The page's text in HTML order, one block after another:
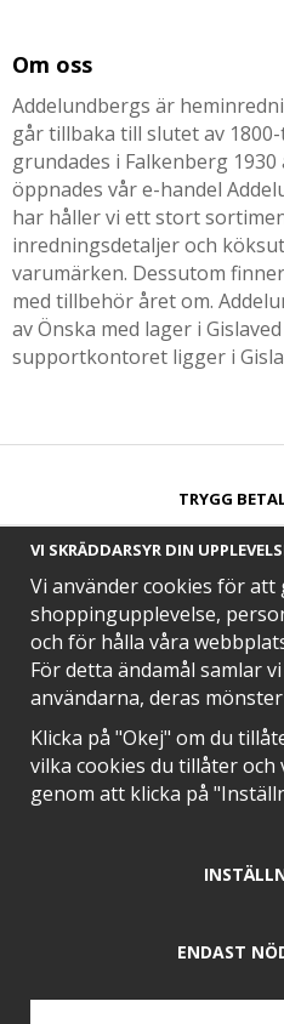
Om oss
Addelundbergs är
går tillbaka till slutet av
grundades i Falkenberg 1930
öppnades vår e-handel
har håller vi ett stort
inredningsdetaljer och
varumärken. Dessutom
med tillbehör året om.
av Önska med lager i
supportkontoret ligger i
TRYGG
SNABB
EN
VI SKRÄDDARSYR DIN
Vi använder cookies för
shoppingupplevelse,
och för hålla våra
För detta ändamål samlar
användarna, deras
Klicka på "Okej" om du
vilka cookies du tillåter och
genom att klicka på
ENDAST